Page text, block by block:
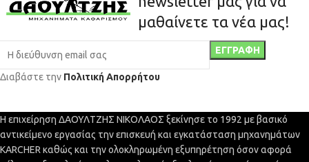
μαθαίνετε τα νέα μας!
Διαβάστε την Πολιτική Απορρήτου
Η επιχείρηση ΔΑΟΥΛΤΖΗΣ ΝΙΚΟΛΑΟΣ ξεκίνησε το 1992 με βασικό
αντικείμενο εργασίας την επισκευή και εγκατάσταση μηχανημάτων
KARCHER καθώς και την ολοκληρωμένη εξυπηρέτηση όσον αφορά